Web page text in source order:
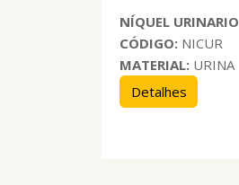
NÍQUEL URINARIO
CÓDIGO: NICUR
MATERIAL: URINA
Detalhes